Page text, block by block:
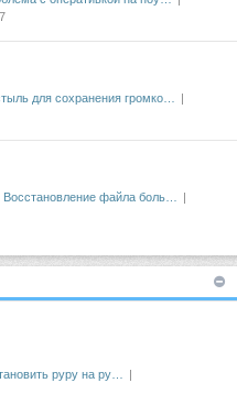
для сохранения громко…
Восстановление файла боль…
pypy на py…